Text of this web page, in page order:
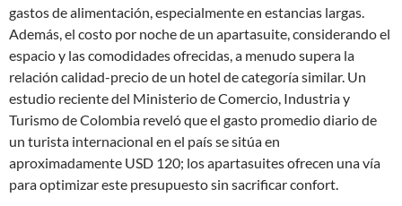
gastos de alimentación, especialmente en estancias largas.
Además, el costo por noche de un apartasuite, considerando el
espacio y las comodidades ofrecidas, a menudo supera la
relación calidad-precio de un hotel de categoría similar. Un
estudio reciente del Ministerio de Comercio, Industria y
Turismo de Colombia reveló que el gasto promedio diario de
un turista internacional en el país se sitúa en
aproximadamente USD 120; los apartasuites ofrecen una vía
para optimizar este presupuesto sin sacrificar confort.